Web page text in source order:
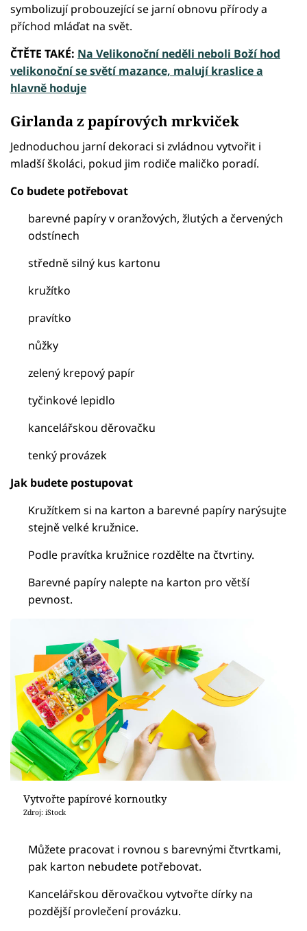
symbolizují probouzející se jarní obnovu přírody a
příchod mláďat na svět.
ČTĚTE TAKÉ: Na Velikonoční neděli neboli Boží hod
velikonoční se světí mazance, malují kraslice a
hlavně hoduje
Girlanda z papírových mrkviček
Jednoduchou jarní dekoraci si zvládnou vytvořit i
mladší školáci, pokud jim rodiče maličko poradí.
Co budete potřebovat
barevné papíry v oranžových, žlutých a červených
odstínech
středně silný kus kartonu
kružítko
pravítko
nůžky
zelený krepový papír
tyčinkové lepidlo
kancelářskou děrovačku
tenký provázek
Jak budete postupovat
Kružítkem si na karton a barevné papíry narýsujte
stejně velké kružnice.
Podle pravítka kružnice rozdělte na čtvrtiny.
Barevné papíry nalepte na karton pro větší
pevnost.
Vytvořte papírové kornoutky
Zdroj: iStock
Můžete pracovat i rovnou s barevnými čtvrtkami,
pak karton nebudete potřebovat.
Kancelářskou děrovačkou vytvořte dírky na
pozdější provlečení provázku.